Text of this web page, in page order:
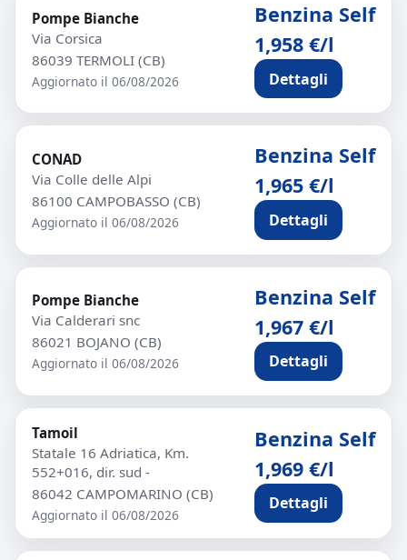
Pompe Bianche
Via Corsica
86039 TERMOLI (CB)
Aggiornato il 06/08/2026
Benzina Self
1,958 €/l
Dettagli
CONAD
Via Colle delle Alpi
86100 CAMPOBASSO (CB)
Aggiornato il 06/08/2026
Benzina Self
1,965 €/l
Dettagli
Pompe Bianche
Via Calderari snc
86021 BOJANO (CB)
Aggiornato il 06/08/2026
Benzina Self
1,967 €/l
Dettagli
Tamoil
Statale 16 Adriatica, Km.
552+016, dir. sud -
86042 CAMPOMARINO (CB)
Aggiornato il 06/08/2026
Benzina Self
1,969 €/l
Dettagli